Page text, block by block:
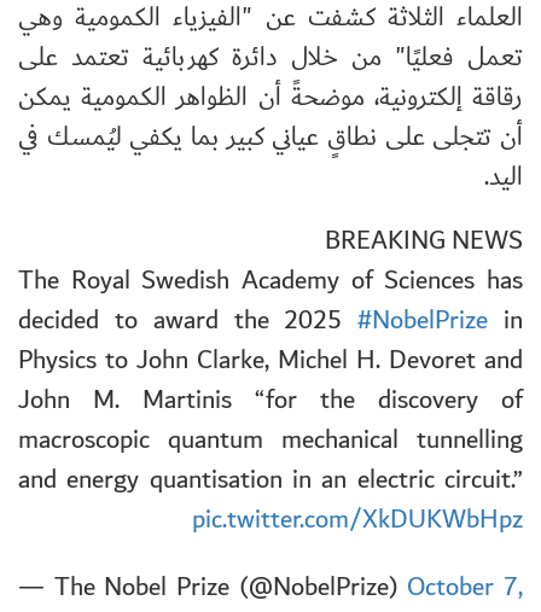
العلماء الثلاثة كشفت عن "الفيزياء الكمومية وهي
تعمل فعليًا" من خلال دائرة كهربائية تعتمد على
رقاقة إلكترونية، موضحةً أن الظواهر الكمومية يمكن
أن تتجلى على نطاقٍ عياني كبير بما يكفي ليُمسك في
اليد.
BREAKING NEWS
The Royal Swedish Academy of Sciences has
decided to award the 2025#NobelPrize in
Physics to John Clarke, Michel H. Devoret and
John M. Martinis “for the discovery of
macroscopic quantum mechanical tunnelling
and energy quantisation in an electric circuit.”
pic.twitter.com/XkDUKWbHpz
— The Nobel Prize (@NobelPrize) October 7,